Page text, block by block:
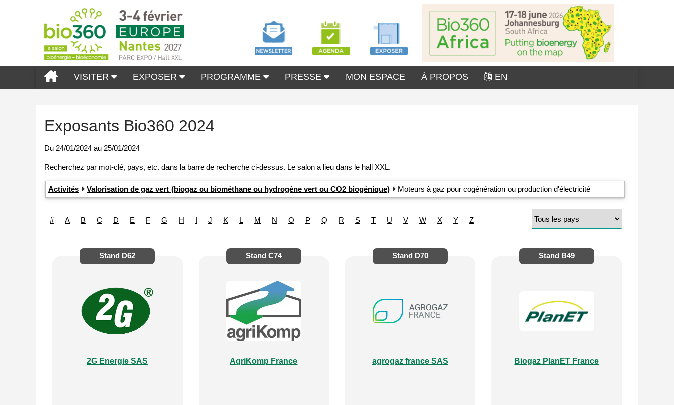
VISITER EXPOSER PROGRAMME PRESSE MON ESPACE À PROPOS EN
Exposants Bio360 2024
Du 24/01/2024 au 25/01/2024
Activités Valorisation de gaz vert (biogaz ou biométhane ou hydrogène vert ou CO2 biogénique) Moteurs à gaz pour cogénération ou production d'électricité
# A B C D E F G H I J K L M N O P Q R S T U V W X Y Z
Stand D62
2G Energie SAS
Stand C74
AgriKomp France
Stand D70
agrogaz france SAS
Stand B49
Biogaz PlanET France